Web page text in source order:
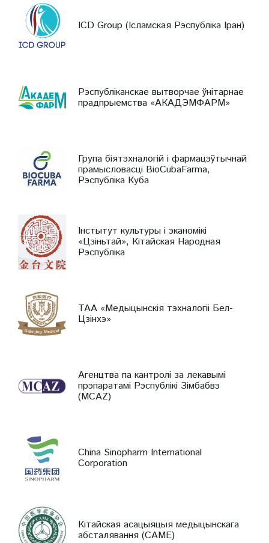
ICD Group (Ісламская Рэспубліка Іран)
Рэспубліканскае вытворчае ўнітарнае
прадпрыемства «АКАДЭМФАРМ»
Група біятэхналогій і фармацэўтычнай
прамысловасці BioCubaFarma,
Рэспубліка Куба
Інстытут культуры і эканомікі
«Цзіньтай», Кітайская Народная
Рэспубліка
ТАА «Медыцынскія тэхналогіі Бел-
Цзінхэ»
Агенцтва па кантролі за лекавымі
прэпаратамі Рэспублікі Зімбабвэ
(MCAZ)
China Sinopharm International
Corporation
Кітайская асацыяцыя медыцынскага
абсталявання (CAME)